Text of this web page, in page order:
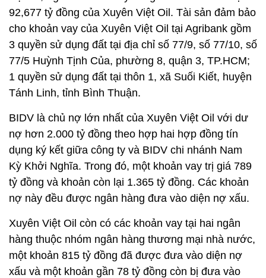
92,677 tỷ đồng của Xuyên Việt Oil. Tài sản đảm bảo
cho khoản vay của Xuyên Việt Oil tại Agribank gồm
3 quyền sử dụng đất tại địa chỉ số 77/9, số 77/10, số
77/5 Huỳnh Tịnh Của, phường 8, quận 3, TP.HCM;
1 quyền sử dụng đất tại thôn 1, xã Suối Kiết, huyện
Tánh Linh, tỉnh Bình Thuận.
BIDV là chủ nợ lớn nhất của Xuyên Việt Oil với dư
nợ hơn 2.000 tỷ đồng theo hợp hai hợp đồng tín
dụng ký kết giữa công ty và BIDV chi nhánh Nam
Kỳ Khởi Nghĩa. Trong đó, một khoản vay trị giá 789
tỷ đồng và khoản còn lại 1.365 tỷ đồng. Các khoản
nợ này đều được ngân hàng đưa vào diện nợ xấu.
Xuyên Việt Oil còn có các khoản vay tại hai ngân
hàng thuộc nhóm ngân hàng thương mại nhà nước,
một khoản 815 tỷ đồng đã được đưa vào diện nợ
xấu và một khoản gần 78 tỷ đồng còn bị đưa vào